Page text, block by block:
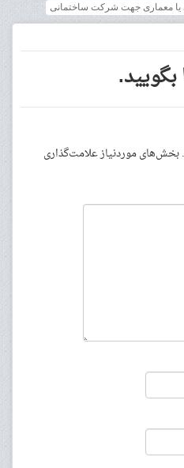
یا معماری جهت شرکت ساختمانی
بخش‌های موردنیاز علامت‌گذاری